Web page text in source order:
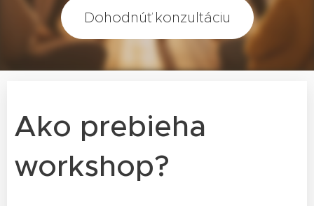
Dohodnúť konzultáciu
Ako prebieha
workshop?